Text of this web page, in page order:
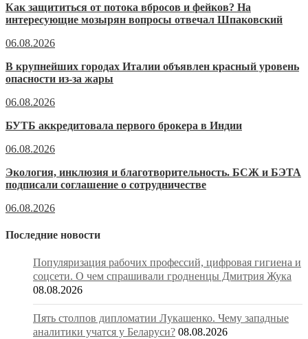
Как защититься от потока вбросов и фейков? На
интересующие мозырян вопросы отвечал Шпаковский
06.08.2026
В крупнейших городах Италии объявлен красный уровень
опасности из-за жары
06.08.2026
БУТБ аккредитовала первого брокера в Индии
06.08.2026
Экология, инклюзия и благотворительность. БСЖ и БЭТА
подписали соглашение о сотрудничестве
06.08.2026
Последние новости
Популяризация рабочих профессий, цифровая гигиена и
соцсети. О чем спрашивали гродненцы Дмитрия Жука
08.08.2026
Пять столпов дипломатии Лукашенко. Чему западные
аналитики учатся у Беларуси? 08.08.2026